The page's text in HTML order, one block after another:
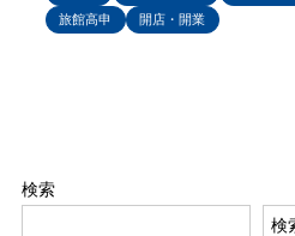
旅館高申
開店・開業
検索
検